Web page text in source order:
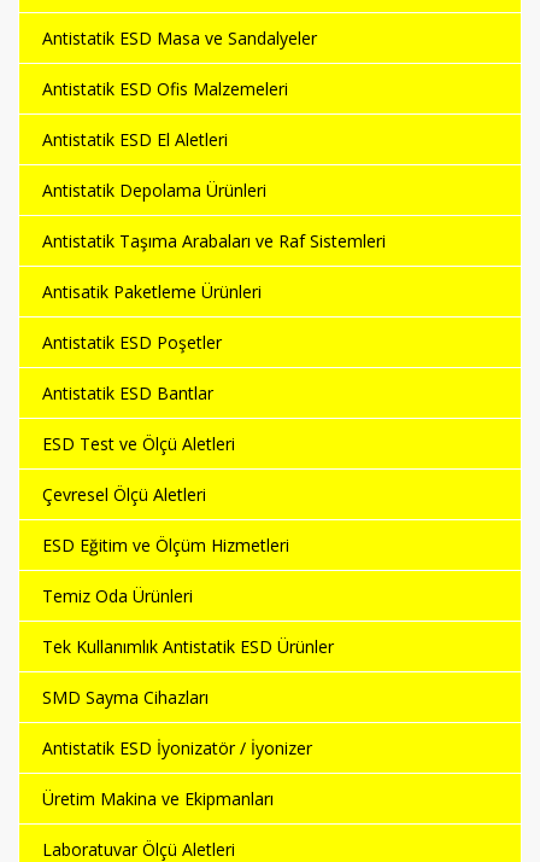
Antistatik ESD Masa ve Sandalyeler
Antistatik ESD Ofis Malzemeleri
Antistatik ESD El Aletleri
Antistatik Depolama Ürünleri
Antistatik Taşıma Arabaları ve Raf Sistemleri
Antisatik Paketleme Ürünleri
Antistatik ESD Poşetler
Antistatik ESD Bantlar
ESD Test ve Ölçü Aletleri
Çevresel Ölçü Aletleri
ESD Eğitim ve Ölçüm Hizmetleri
Temiz Oda Ürünleri
Tek Kullanımlık Antistatik ESD Ürünler
SMD Sayma Cihazları
Antistatik ESD İyonizatör / İyonizer
Üretim Makina ve Ekipmanları
Laboratuvar Ölçü Aletleri